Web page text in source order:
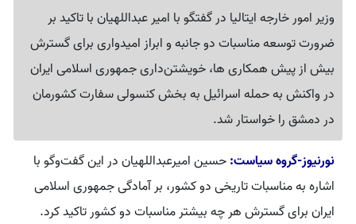
وزیر امور خارجه ایتالیا در گفتگو با امیر عبداللهیان با تاکید بر
ضرورت توسعه مناسبات دو جانبه و ابراز امیدواری برای گسترش
بیش از پیش همکاری ها، خویشتن‌داری جمهوری اسلامی ایران
در واکنش به حمله اسرائیل به بخش کنسولی سفارت کشورمان
در دمشق را خواستار شد.
نورنیوز-گروه سیاست:حسین امیرعبداللهیان در این گفت‌وگو با
اشاره به مناسبات تاریخی دو کشور، بر آمادگی جمهوری اسلامی
ایران برای گسترش هر چه بیشتر مناسبات دو کشور تاکید کرد.